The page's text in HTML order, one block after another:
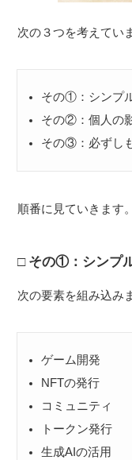
次の３つを考えてい
その①：シンプ
その②：個人の
その③：必ずし
順番に見ていきます。
その①：シンプ
次の要素を組み込み
ゲーム開発
NFTの発行
コミュニティ
トークン発行
生成AIの活用